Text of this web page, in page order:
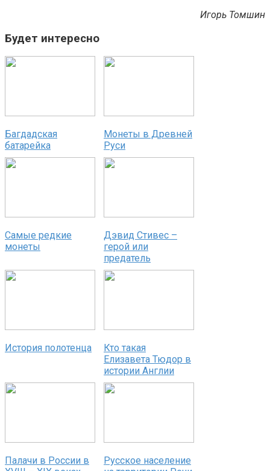
Игорь Томшин
Будет интересно
Багдадская
батарейка
Монеты в Древней
Руси
Самые редкие
монеты
Дэвид Стивес –
герой или
предатель
История полотенца
Кто такая
Елизавета Тюдор в
истории Англии
Палачи в России в
Русское население